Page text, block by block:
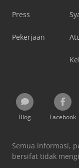
Press
Pekerjaan
Blog Facebook
Semua informasi,
bersifat tidak